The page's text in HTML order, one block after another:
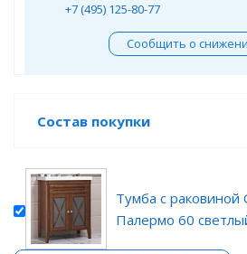
+7 (495) 125-80-77
Сообщить о
Состав покупки
Тумба с раковиной
Палермо 60